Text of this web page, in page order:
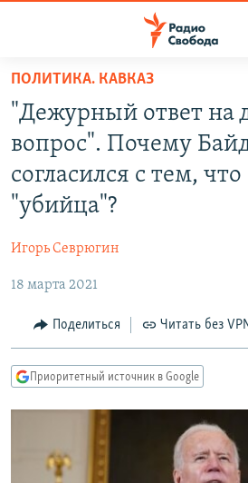
упрощенного
доступа
основному
содержанию
Вернутся
навигации
Вернутся
поиску
ПРОГРАММЫ
ПОДКАСТЫ
АВТОРСКИЕ ПРОЕКТЫ
ЦИТАТЫ СВОБОДЫ
КУЛЬТУРА
IDEL.РЕАЛИИ
КАВКАЗ.РЕАЛИИ
СИБИРЬ.РЕАЛИИ
РАСПИСАНИЕ ВЕЩАНИЯ
ПОДПИШИТЕСЬ НА РАССЫЛКУ
ПОЛИТИКА. КАВКАЗ
"Дежурный ответ на
вопрос". Почему
согласился с тем,
"убийца"?
Игорь Севрюгин
18 марта 2021
Поделиться Читать без
Приоритетный источник в Google